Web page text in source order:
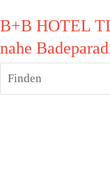
B+B HOTEL
nahe
Finden